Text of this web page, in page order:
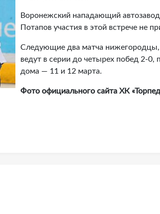
Воронежский нападающий
Потапов участия в этой встрече не
Следующие два матча
ведут в серии до четырех побед 2-0,
дома — 11 и 12 марта.
Фото официального сайта ХК